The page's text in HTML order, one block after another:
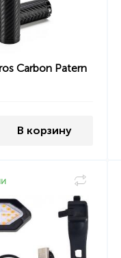
Carbon Patern
В корзину